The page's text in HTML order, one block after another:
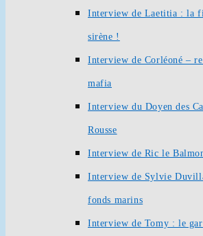
Interview de Laetitia : la
sirène !
Interview de Corléoné –
mafia
Interview du Doyen des
Rousse
Interview de Ric le
Interview de Sylvie
fonds marins
Interview de Tomy : le